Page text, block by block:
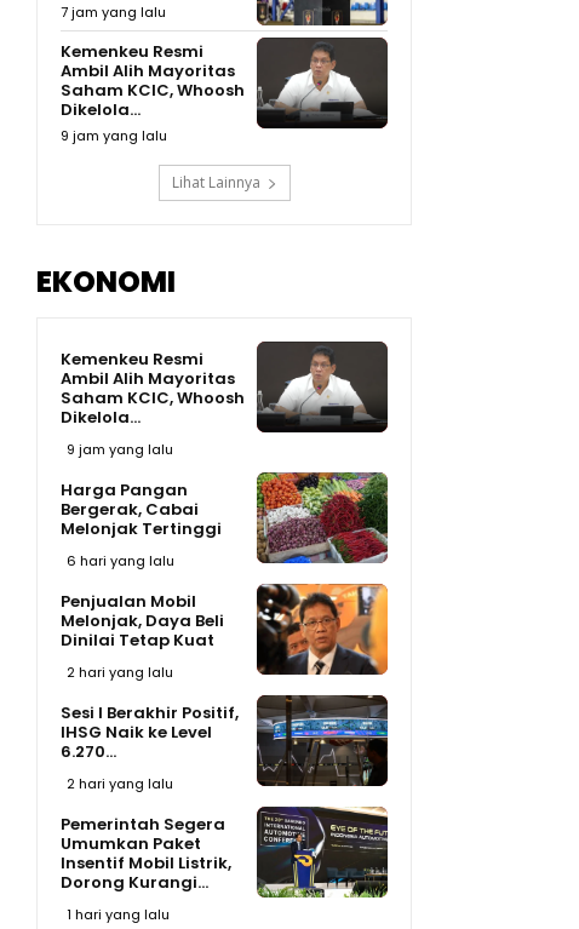
7 jam yang lalu
Kemenkeu Resmi
Ambil Alih Mayoritas
Saham KCIC, Whoosh
Dikelola...
9 jam yang lalu
Lihat Lainnya
EKONOMI
Kemenkeu Resmi
Ambil Alih Mayoritas
Saham KCIC, Whoosh
Dikelola...
9 jam yang lalu
Harga Pangan
Bergerak, Cabai
Melonjak Tertinggi
6 hari yang lalu
Penjualan Mobil
Melonjak, Daya Beli
Dinilai Tetap Kuat
2 hari yang lalu
Sesi I Berakhir Positif,
IHSG Naik ke Level
6.270...
2 hari yang lalu
Pemerintah Segera
Umumkan Paket
Insentif Mobil Listrik,
Dorong Kurangi...
1 hari yang lalu